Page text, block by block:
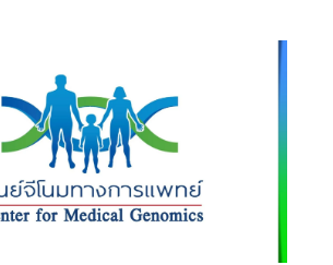
าให้นักศึกษาแพทย์ทั้งหมดเป็น Nicotine-
Medical Students เมื่อวันครู 16 มกราคม
มีการพัฒนานศพ.แกนนำร่วมกับสหพันธ์นิสิต
งประเทศไทย (สพท.) ที่คณะแพทยศาสตร์
วิทยาลัยจุฬาภรณ์ เพื่อร่วมขับเคลื่อนจากตัว